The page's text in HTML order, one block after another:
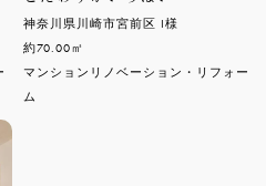
神奈川県川崎市宮前区 I様